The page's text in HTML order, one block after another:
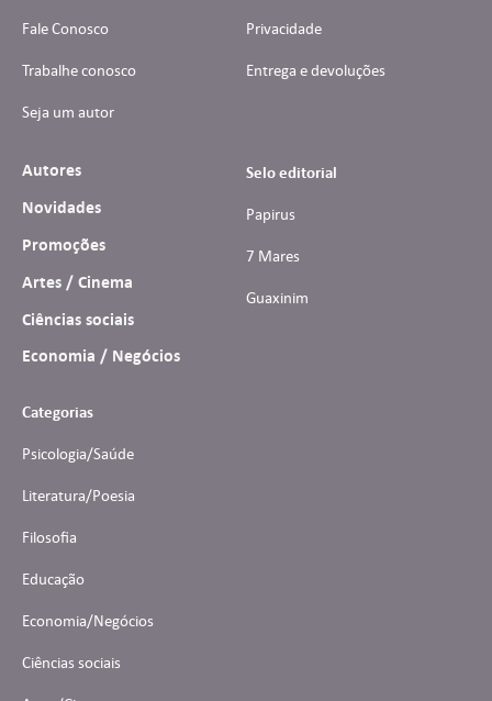
Fale Conosco
Trabalhe conosco
Seja um autor
Privacidade
Entrega e devoluções
Autores
Novidades
Promoções
Artes / Cinema
Ciências sociais
Economia / Negócios
Selo editorial
Papirus
7 Mares
Guaxinim
Categorias
Psicologia/Saúde
Literatura/Poesia
Filosofia
Educação
Economia/Negócios
Ciências sociais